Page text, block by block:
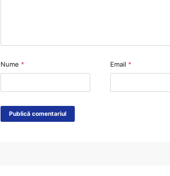
Nume * Email *